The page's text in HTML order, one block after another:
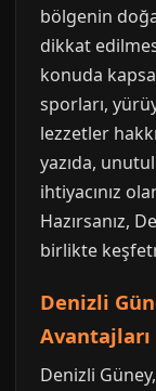
bölgenin
dikkat
konuda
sporları,
lezzetler
yazıda,
ihtiyacınız
Hazırsanız,
birlikte
Denizli
Denizli